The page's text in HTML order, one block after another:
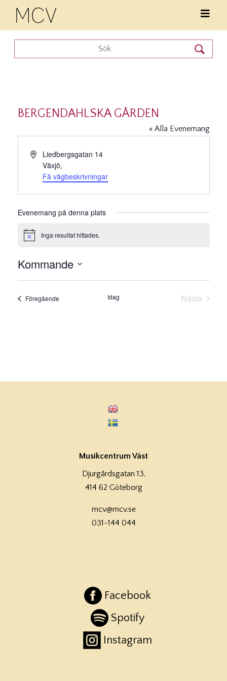
BERGENDAHLSKA GÅRDEN
« Alla Evenemang
AdressLiedbergsgatan 14
Växjö,
Få vägbeskrivningar
Evenemang på denna plats
Notis Inga resultat hittades.
Kommande
Välj
FöregåendeEvenemang Idag
Nästa
Musikcentrum Väst
Djurgårdsgatan 13,
414 62 Göteborg
mcv@mcv.se
031-144 044
Facebook
Spotify
Instagram